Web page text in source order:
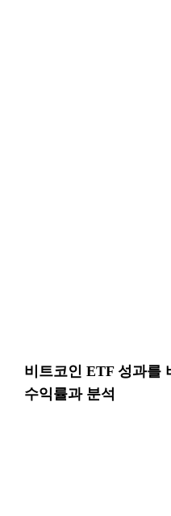
비트코인 ETF 성과를
수익률과 분석